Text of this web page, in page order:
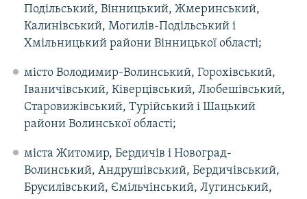
Подільський, Вінницький, Жмеринський,
Калинівський, Могилів-Подільський і
Хмільницький райони Вінницької області;
місто Володимир-Волинський, Горохівський,
Іваничівський, Ківерцівський, Любешівський,
Старовижівський, Турійський і Шацький
райони Волинської області;
міста Житомир, Бердичів і Новоград-
Волинський, Андрушівський, Бердичівський,
Брусилівський, Ємільчінський, Лугинський,